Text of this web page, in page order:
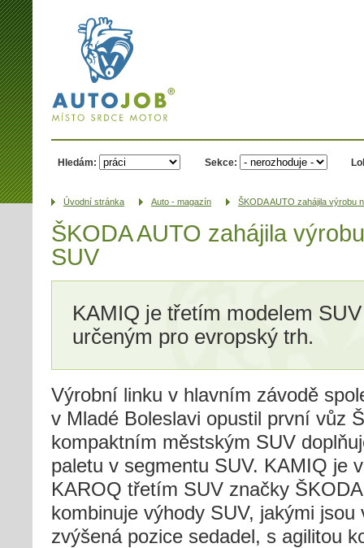
AUTOJOB.cz -
místo srdce
motor
Hledám: Sekce:
Úvodní­ stránka Auto - magazín ŠKODA AUTO zahájila výrobu
ŠKODA AUTO zahájila
SUV
KAMIQ je třetím modelem
určeným pro evropský trh.
Výrobní linku v hlavním závodě
v Mladé Boleslavi opustil první vůz
kompaktním městským SUV
paletu v segmentu SUV. KAMIQ je
KAROQ třetím SUV značky
kombinuje výhody SUV, jakými
zvýšená pozice sedadel, s agilitou